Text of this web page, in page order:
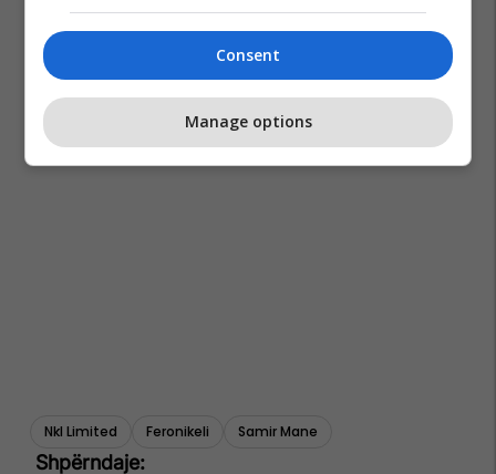
Nkl Limited Feronikeli Samir Mane
Consent
Manage options